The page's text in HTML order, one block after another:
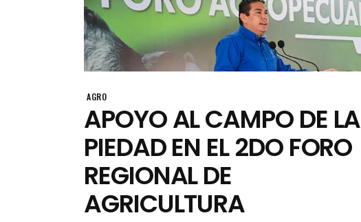
AGRO
APOYO AL CAMPO DE LA
PIEDAD EN EL 2DO FORO
REGIONAL DE
AGRICULTURA